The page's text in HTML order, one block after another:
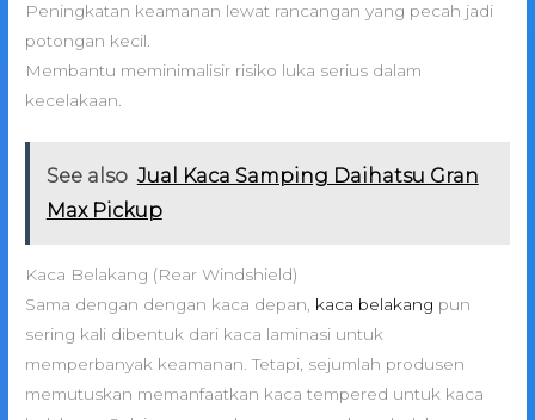
Peningkatan keamanan lewat rancangan yang pecah jadi
potongan kecil.
Membantu meminimalisir risiko luka serius dalam
kecelakaan.
See also Jual Kaca Samping Daihatsu Gran
Max Pickup
Kaca Belakang (Rear Windshield)
Sama dengan dengan kaca depan, kaca belakang pun
sering kali dibentuk dari kaca laminasi untuk
memperbanyak keamanan. Tetapi, sejumlah produsen
memutuskan memanfaatkan kaca tempered untuk kaca